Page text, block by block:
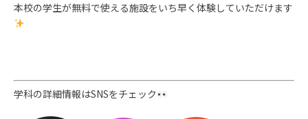
本校の学生が無料で使える施設をいち早く体験していただけます
学科の詳細情報はSNSをチェック